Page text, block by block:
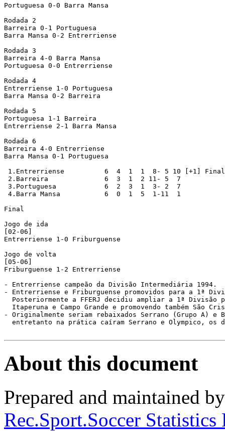
Portuguesa 0-0 Barra Mansa
Rodada 2
Barreira 0-1 Portuguesa
Barra Mansa 0-2 Entrerriense
Rodada 3
Barreira 4-0 Barra Mansa
Portuguesa 0-0 Entrerriense
Rodada 4
Entrerriense 1-0 Portuguesa
Barra Mansa 0-2 Barreira
Rodada 5
Portuguesa 1-1 Barreira
Entrerriense 2-1 Barra Mansa
Rodada 6
Barreira 4-0 Entrerriense
Barra Mansa 0-1 Portuguesa
1.Entrerriense		 6  4  1  1  8- 5 10 [+1] Finalista, Promovido
2.Barreira		 6  3  1  2 11- 5  7
3.Portuguesa		 6  2  3  1  3- 2  7
4.Barra Mansa		 6  0  1  5  1-11  1
Final
Jogo de ida
[02-06]
Entrerriense 1-0 Friburguense
Jogo de volta
[05-06]
Friburguense 1-2 Entrerriense
- Entrerriense campeão da Divisão Intermediária 1994.
- Entrerriense e Friburguense promovidos para a 1ª
Posteriormente a FFERJ decidiu ampliar a 1ª Divisão
Itaperuna e Campo Grande e promovendo também São
- Originalmente seriam rebaixados Serrano (Grupo A) e
entretanto na prática caíram Serrano e Olympico, os
About this document
Prepared and maintained
Rec.Sport.Soccer